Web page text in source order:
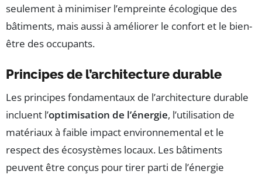
seulement à minimiser l’empreinte écologique des
bâtiments, mais aussi à améliorer le confort et le bien-
être des occupants.
Principes de l’architecture durable
Les principes fondamentaux de l’architecture durable
incluent l’optimisation de l’énergie, l’utilisation de
matériaux à faible impact environnemental et le
respect des écosystèmes locaux. Les bâtiments
peuvent être conçus pour tirer parti de l’énergie